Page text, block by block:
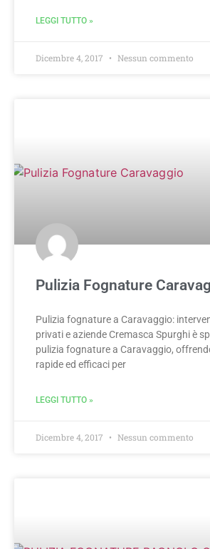
LEGGI TUTTO »
Dicembre 4, 2017 Nessun commento
Pulizia Fognature
Pulizia fognature a Caravaggio:
privati e aziende Cremasca Spurghi è
pulizia fognature a Caravaggio,
rapide ed efficaci per
LEGGI TUTTO »
Dicembre 4, 2017 Nessun commento